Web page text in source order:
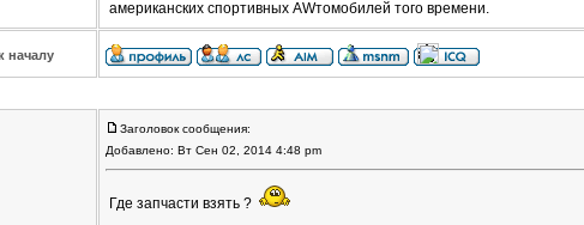
американских спортивных AWтомобилей того времени.
началу
Заголовок сообщения:
Добавлено: Вт Сен 02, 2014 4:48 pm
Где запчасти взять ?